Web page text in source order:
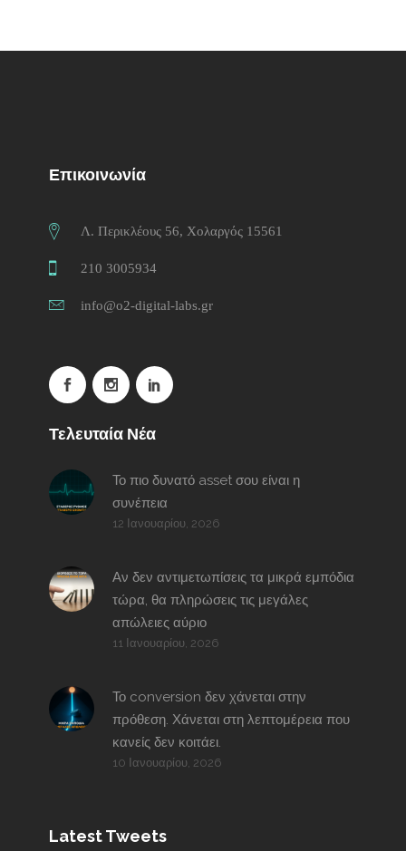
Επικοινωνία
Λ. Περικλέους 56, Χολαργός 15561
210 3005934
info@o2-digital-labs.gr
Τελευταία Νέα
Το πιο δυνατό asset σου είναι η
συνέπεια
12 Ιανουαρίου, 2026
Αν δεν αντιμετωπίσεις τα μικρά εμπόδια
τώρα, θα πληρώσεις τις μεγάλες
απώλειες αύριο
11 Ιανουαρίου, 2026
Το conversion δεν χάνεται στην
πρόθεση. Χάνεται στη λεπτομέρεια που
κανείς δεν κοιτάει.
10 Ιανουαρίου, 2026
Latest Tweets